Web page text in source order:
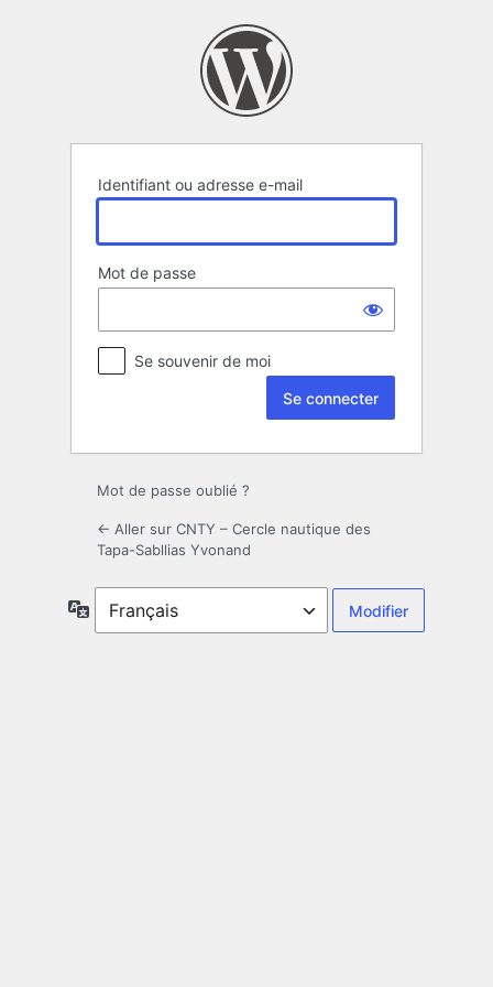
Identifiant ou adresse e-mail
Mot de passe
Se souvenir de moi
Mot de passe oublié ?
← Aller sur CNTY – Cercle nautique des
Tapa-Sabllias Yvonand
Langue